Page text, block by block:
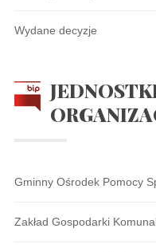
Wydane decyzje
Gminny Ośrodek Pomocy
Zakład Gospodarki